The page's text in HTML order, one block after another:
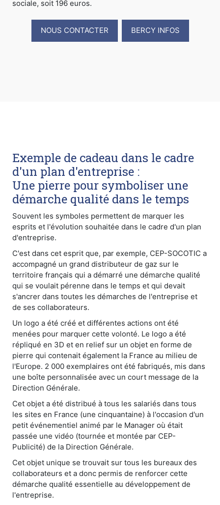
sociale, soit 196 euros.
NOUS CONTACTER BERCY INFOS
Exemple de cadeau dans le cadre
d'un plan d'entreprise :
Une pierre pour symboliser une
démarche qualité dans le temps
Souvent les symboles permettent de marquer les
esprits et l'évolution souhaitée dans le cadre d'un plan
d'entreprise.
C'est dans cet esprit que, par exemple, CEP-SOCOTIC a
accompagné un grand distributeur de gaz sur le
territoire français qui a démarré une démarche qualité
qui se voulait pérenne dans le temps et qui devait
s'ancrer dans toutes les démarches de l'entreprise et
de ses collaborateurs.
Un logo a été créé et différentes actions ont été
menées pour marquer cette volonté. Le logo a été
répliqué en 3D et en relief sur un objet en forme de
pierre qui contenait également la France au milieu de
l'Europe. 2 000 exemplaires ont été fabriqués, mis dans
une boîte personnalisée avec un court message de la
Direction Générale.
Cet objet a été distribué à tous les salariés dans tous
les sites en France (une cinquantaine) à l'occasion d'un
petit événementiel animé par le Manager où était
passée une vidéo (tournée et montée par CEP-
Publicité) de la Direction Générale.
Cet objet unique se trouvait sur tous les bureaux des
collaborateurs et a donc permis de renforcer cette
démarche qualité essentielle au développement de
l'entreprise.